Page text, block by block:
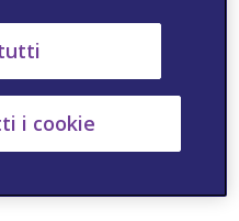
urinaria
uomini - Esercizi
i cookie